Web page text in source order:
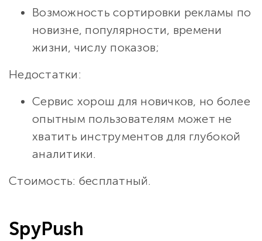
Возможность сортировки рекламы по
новизне, популярности, времени
жизни, числу показов;
Недостатки:
Сервис хорош для новичков, но более
опытным пользователям может не
хватить инструментов для глубокой
аналитики.
Стоимость: бесплатный.
SpyPush